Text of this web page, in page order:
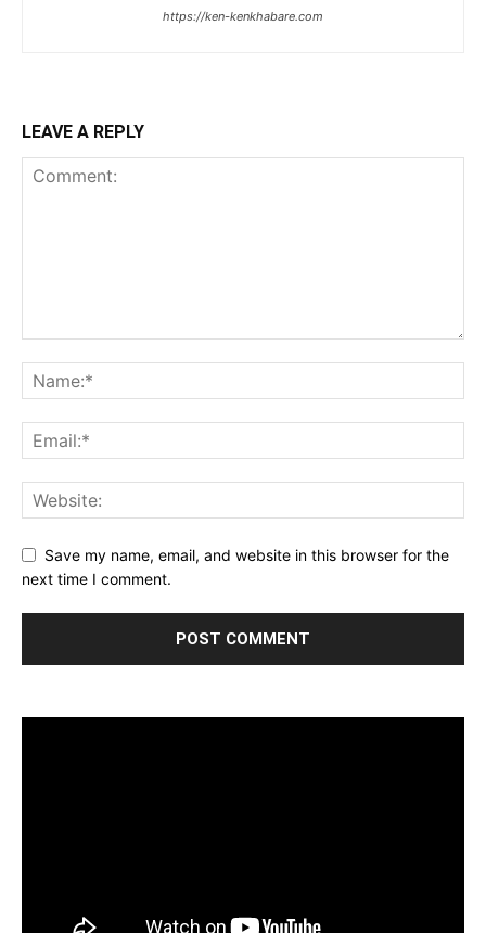
https://ken-kenkhabare.com
LEAVE A REPLY
Save my name, email, and website in this browser for the
next time I comment.